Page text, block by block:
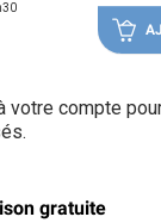
votre compte
gratuite